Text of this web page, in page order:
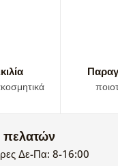
πελατών
Δε-Πα: 8-16:00